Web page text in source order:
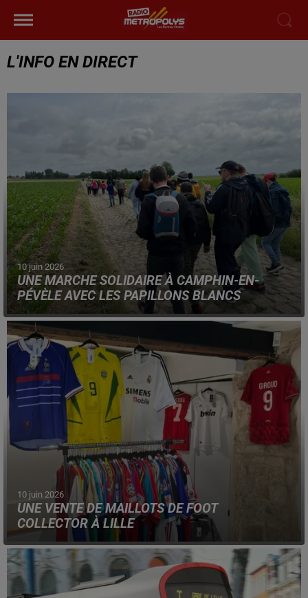
L'INFO EN DIRECT
10 juin 2026
UNE MARCHE SOLIDAIRE À CAMPHIN-EN-
PÉVÈLE AVEC LES PAPILLONS BLANCS
« Les Pas du Furet » reviennent le mercredi 17 juin
prochain et deux parcours sont proposés.
10 juin 2026
UNE VENTE DE MAILLOTS DE FOOT
COLLECTOR À LILLE
Ce samedi, vous pourrez dénicher des pièces vintage et
collector, parmi les quelques 5 000 références promises.